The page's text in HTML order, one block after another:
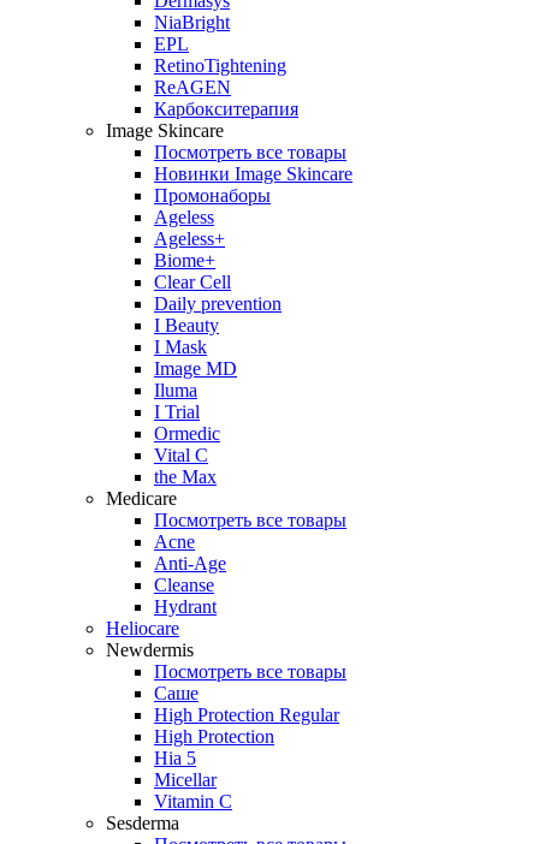
NiaBright
EPL
RetinoTightening
ReAGEN
Карбокситерапия
Image Skincare
Посмотреть все товары
Новинки Image Skincare
Промонаборы
Ageless
Ageless+
Biome+
Clear Cell
Daily prevention
I Beauty
I Mask
Image MD
Iluma
I Trial
Ormedic
Vital C
the Max
Medicare
Посмотреть все товары
Acne
Anti‑Age
Cleanse
Hydrant
Heliocare
Newdermis
Посмотреть все товары
Саше
High Protection Regular
High Protection
Hia 5
Micellar
Vitamin C
Sesderma